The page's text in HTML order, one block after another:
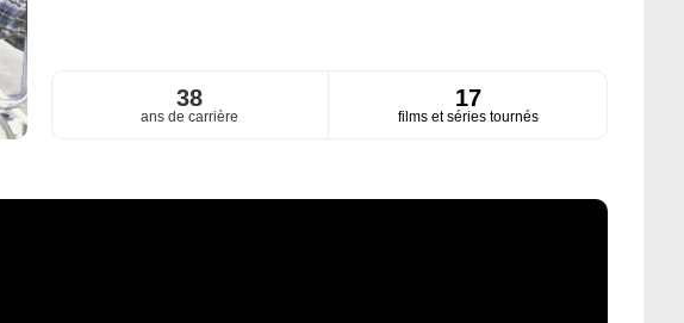
38
ans de carrière
17
films et séries tournés